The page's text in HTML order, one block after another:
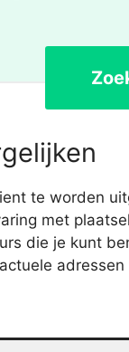
te worden
met
die je kunt